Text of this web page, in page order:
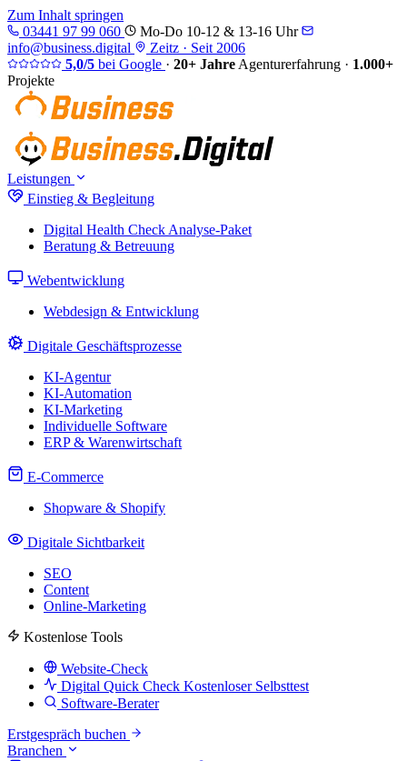
Zum Inhalt springen
03441 97 99 060
Mo-Do 10-12 & 13-16 Uhr
info@business.digital
Zeitz · Seit 2006
5,0/5 bei Google · 20+ Jahre Agenturerfahrung · 1.000+
Projekte
Leistungen
Einstieg & Begleitung
Digital Health Check Analyse-Paket
Beratung & Betreuung
Webentwicklung
Webdesign & Entwicklung
Digitale Geschäftsprozesse
KI-Agentur
KI-Automation
KI-Marketing
Individuelle Software
ERP & Warenwirtschaft
E-Commerce
Shopware & Shopify
Digitale Sichtbarkeit
SEO
Content
Online-Marketing
Kostenlose Tools
Website-Check
Digital Quick Check Kostenloser Selbsttest
Software-Berater
Erstgespräch buchen
Branchen